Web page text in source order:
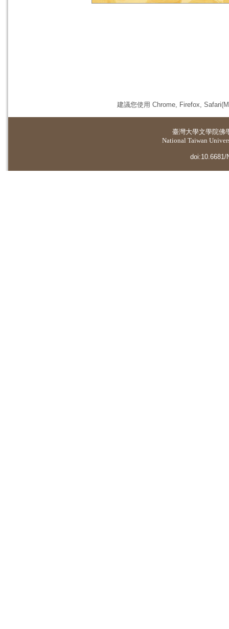
建議您使用 Chrome, Firefox,
臺灣大學文學院佛
National Taiwan
doi:10.6681/